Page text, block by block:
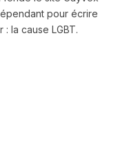
pour écrire
la cause LGBT.